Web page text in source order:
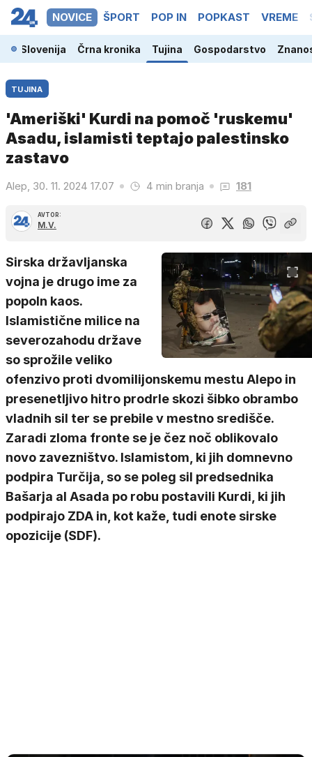
NOVICE ŠPORT POP IN POPKAST VREME
Slovenija Črna kronika Tujina Gospodarstvo
TUJINA
'Ameriški' Kurdi na pomoč 'ruskemu'
Asadu, islamisti teptajo palestinsko
zastavo
Alep, 30. 11. 2024 17.07 4 min branja 181
AVTOR:
M.V.
Sirska državljanska
vojna je drugo ime za
popoln kaos.
Islamistične milice na
severozahodu države
so sprožile veliko
ofenzivo proti dvomilijonskemu mestu Alepo in
presenetljivo hitro prodrle skozi šibko obrambo
vladnih sil ter se prebile v mestno središče.
Zaradi zloma fronte se je čez noč oblikovalo
novo zavezništvo. Islamistom, ki jih domnevno
podpira Turčija, so se poleg sil predsednika
Bašarja al Asada po robu postavili Kurdi, ki jih
podpirajo ZDA in, kot kaže, tudi enote sirske
opozicije (SDF).